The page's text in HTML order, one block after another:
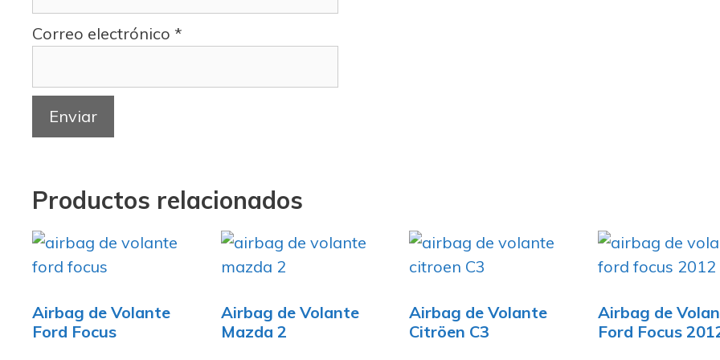
Correo electrónico *
Productos relacionados
Airbag de Volante
Ford Focus
Airbag de Volante
Mazda 2
Airbag de Volante
Citröen C3
Airbag de
Ford Focus